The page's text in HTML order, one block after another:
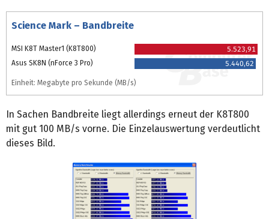
Science Mark – Bandbreite
MSI K8T Master1 (K8T800)
5.523,91
Asus SK8N (nForce 3 Pro)
5.440,62
Einheit: Megabyte pro Sekunde (MB/s)
In Sachen Bandbreite liegt allerdings erneut der K8T800
mit gut 100 MB/s vorne. Die Einzelauswertung verdeutlicht
dieses Bild.